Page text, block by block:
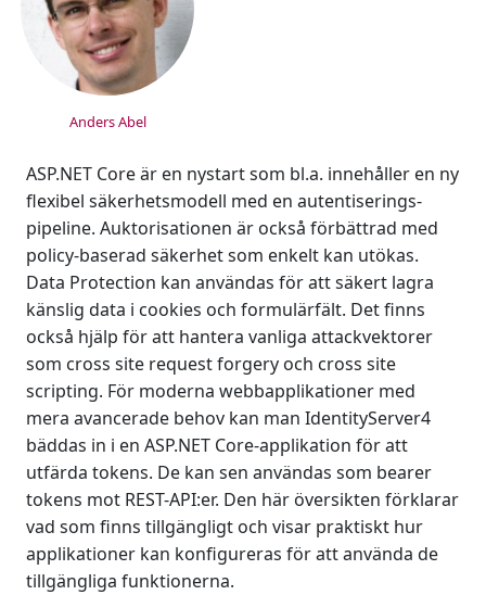
Anders Abel
ASP.NET Core är en nystart som bl.a. innehåller en ny
flexibel säkerhetsmodell med en autentiserings-
pipeline. Auktorisationen är också förbättrad med
policy-baserad säkerhet som enkelt kan utökas.
Data Protection kan användas för att säkert lagra
känslig data i cookies och formulärfält. Det finns
också hjälp för att hantera vanliga attackvektorer
som cross site request forgery och cross site
scripting. För moderna webbapplikationer med
mera avancerade behov kan man IdentityServer4
bäddas in i en ASP.NET Core-applikation för att
utfärda tokens. De kan sen användas som bearer
tokens mot REST-API:er. Den här översikten förklarar
vad som finns tillgängligt och visar praktiskt hur
applikationer kan konfigureras för att använda de
tillgängliga funktionerna.